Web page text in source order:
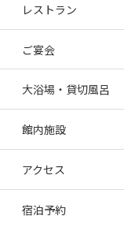
レストラン
ご宴会
大浴場・貸切風呂
館内施設
アクセス
宿泊予約